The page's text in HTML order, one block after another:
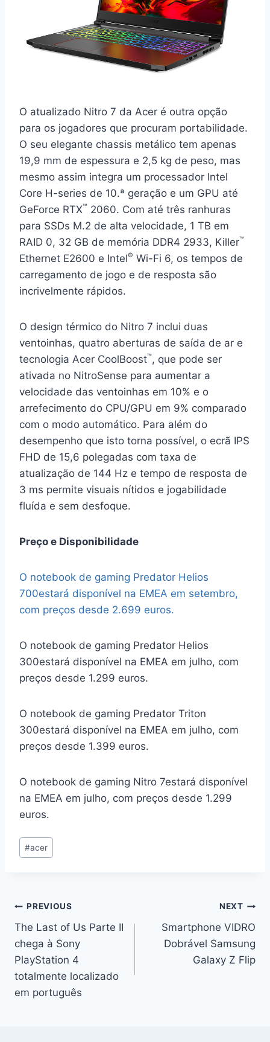
O atualizado Nitro 7 da Acer é outra opção
para os jogadores que procuram portabilidade.
O seu elegante chassis metálico tem apenas
19,9 mm de espessura e 2,5 kg de peso, mas
mesmo assim integra um processador Intel
Core H-series de 10.ª geração e um GPU até
GeForce RTX™ 2060. Com até três ranhuras
para SSDs M.2 de alta velocidade, 1 TB em
RAID 0, 32 GB de memória DDR4 2933, Killer™
Ethernet E2600 e Intel® Wi-Fi 6, os tempos de
carregamento de jogo e de resposta são
incrivelmente rápidos.
O design térmico do Nitro 7 inclui duas
ventoinhas, quatro aberturas de saída de ar e
tecnologia Acer CoolBoost™, que pode ser
ativada no NitroSense para aumentar a
velocidade das ventoinhas em 10% e o
arrefecimento do CPU/GPU em 9% comparado
com o modo automático. Para além do
desempenho que isto torna possível, o ecrã IPS
FHD de 15,6 polegadas com taxa de
atualização de 144 Hz e tempo de resposta de
3 ms permite visuais nítidos e jogabilidade
fluída e sem desfoque.
Preço e Disponibilidade
O notebook de gaming Predator Helios
700estará disponível na EMEA em setembro,
com preços desde 2.699 euros.
O notebook de gaming Predator Helios
300estará disponível na EMEA em julho, com
preços desde 1.299 euros.
O notebook de gaming Predator Triton
300estará disponível na EMEA em julho, com
preços desde 1.399 euros.
O notebook de gaming Nitro 7estará disponível
na EMEA em julho, com preços desde 1.299
euros.
Post
Tags:
#acer
Navegação
de
artigos
PREVIOUS
The Last of Us Parte II
chega à Sony
PlayStation 4
totalmente localizado
em português
NEXT
Smartphone VIDRO
Dobrável Samsung
Galaxy Z Flip